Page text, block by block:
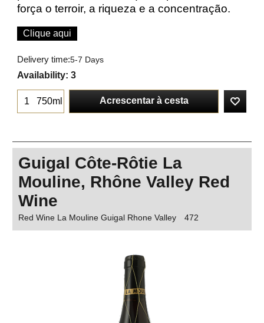
força o terroir, a riqueza e a concentração.
Clique aqui
Delivery time:5-7 Days
Availability: 3
750ml Acrescentar à cesta
Guigal Côte-Rôtie La
Mouline, Rhône Valley Red
Wine
Red Wine La Mouline Guigal Rhone Valley 472